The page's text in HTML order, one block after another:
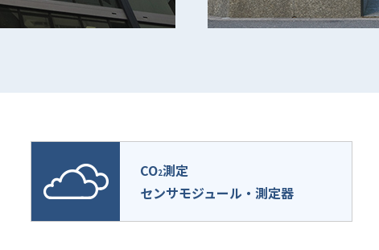
CO2測定
センサモジュール・測定器